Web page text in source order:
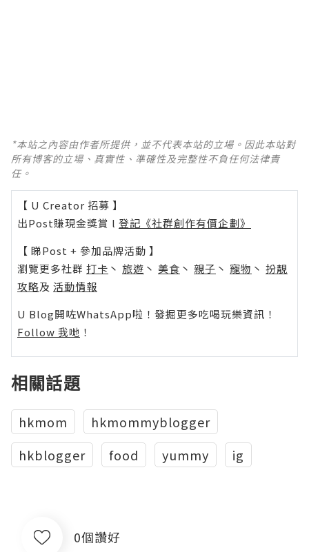
*本站之內容由作者所提供，並不代表本站的立場。因此本站對
所有博客的立場、真實性、準確性及完整性不負任何法律責
任。
【 U Creator 招募 】
出Post賺現金獎賞 l 登記《社群創作有價企劃》
【 睇Post + 參加品牌活動 】
瀏覽更多社群 打卡 丶 旅遊 丶 美食 丶 親子 丶 寵物 丶 扮靚
攻略及 活動情報
U Blog開咗WhatsApp啦！發掘更多吃喝玩樂資訊！
Follow 我哋 ！
相關話題
hkmom
hkmommyblogger
hkblogger
food yummy ig
0個讚好